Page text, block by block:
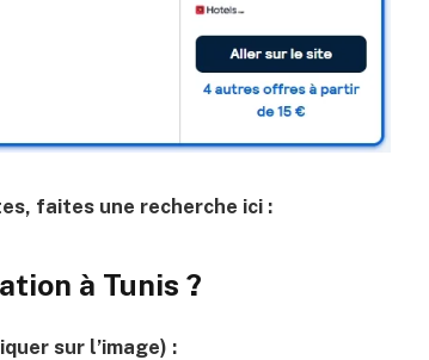
faites une recherche ici :
à Tunis ?
sur l’image) :